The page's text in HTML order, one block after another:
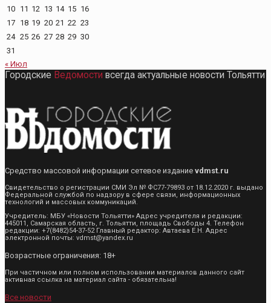
10 11 12 13 14 15 16
17 18 19 20 21 22 23
24 25 26 27 28 29 30
31
« Июл
Городские Ведомости всегда актуальные новости Тольятти
Средство массовой информации сетевое издание vdmst.ru
Свидетельство о регистрации СМИ Эл № ФС77-79893 от 18.12.2020 г. выдано
Федеральной службой по надзору в сфере связи, информационных
технологий и массовых коммуникаций.
Учредитель: МБУ «Новости Тольятти» Адрес учредителя и редакции:
445011, Самарская область, г. Тольятти, площадь Свободы 4. Телефон
редакции: +7(8482)54-37-52 Главный редактор: Автаева Е.Н. Адрес
электронной почты: vdmst@yandex.ru
Возрастные ограничения: 18+
При частичном или полном использовании материалов данного сайт
активная ссылка на материал сайта - обязательна!
Все новости